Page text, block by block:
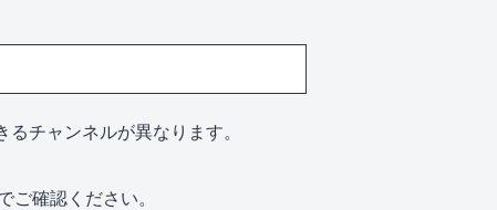
チャンネルが異なります。
確認ください。